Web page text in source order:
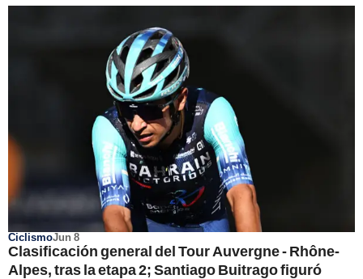
CiclismoJun 8
Clasificación general del Tour Auvergne - Rhône-
Alpes, tras la etapa 2; Santiago Buitrago figuró